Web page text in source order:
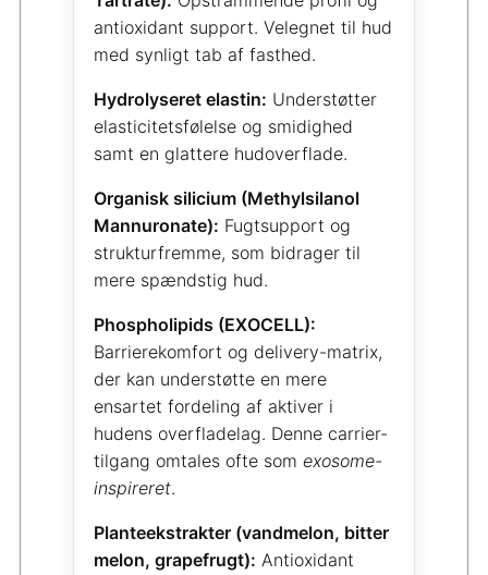
antioxidant support. Velegnet til hud
med synligt tab af fasthed.
Hydrolyseret elastin: Understøtter
elasticitetsfølelse og smidighed
samt en glattere hudoverflade.
Organisk silicium (Methylsilanol
Mannuronate): Fugtsupport og
strukturfremme, som bidrager til
mere spændstig hud.
Phospholipids (EXOCELL):
Barrierekomfort og delivery-matrix,
der kan understøtte en mere
ensartet fordeling af aktiver i
hudens overfladelag. Denne carrier-
tilgang omtales ofte som exosome-
inspireret.
Planteekstrakter (vandmelon, bitter
melon, grapefrugt): Antioxidant